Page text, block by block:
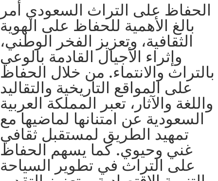
الحفاظ على التراث السعودي أمر
بالغ الأهمية للحفاظ على الهوية
الثقافية، وتعزيز الفخر الوطني،
وإثراء الأجيال القادمة بالوعي
بالتراث والانتماء. من خلال الحفاظ
على المواقع التاريخية والتقاليد
واللغة والآثار، تعبر المملكة العربية
السعودية عن امتنانها لماضيها مع
تمهيد الطريق لمستقبل ثقافي
غني وحيوي. كما يسهم الحفاظ
على التراث في تطوير السياحة